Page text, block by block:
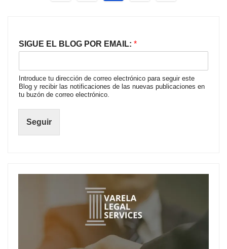
SIGUE EL BLOG POR EMAIL: *
Introduce tu dirección de correo electrónico para seguir este
Blog y recibir las notificaciones de las nuevas publicaciones en
tu buzón de correo electrónico.
Seguir